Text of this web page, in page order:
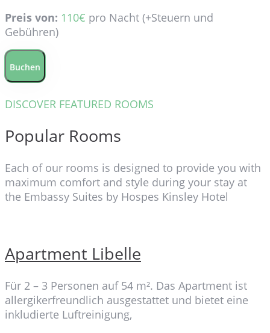
Preis von: 110€ pro Nacht (+Steuern und
Gebühren)
Buchen
DISCOVER FEATURED ROOMS
Popular Rooms
Each of our rooms is designed to provide you with
maximum comfort and style during your stay at
the Embassy Suites by Hospes Kinsley Hotel
Apartment Libelle
Für 2 – 3 Personen auf 54 m². Das Apartment ist
allergikerfreundlich ausgestattet und bietet eine
inkludierte Luftreinigung,